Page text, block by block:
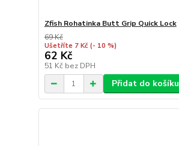
Zfish Rohatinka Butt Grip Quick Lock
69 Kč
Ušetříte 7 Kč (- 10 %)
62 Kč
51 Kč bez DPH
Přidat do košíku